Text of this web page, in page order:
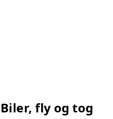
Biler, fly og tog